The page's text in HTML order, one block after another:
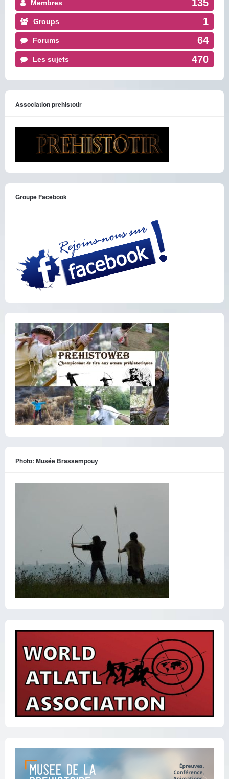
Membres 135
Groups 1
Forums 64
Les sujets 470
Association prehistotir
Groupe Facebook
Photo: Musée Brassempouy